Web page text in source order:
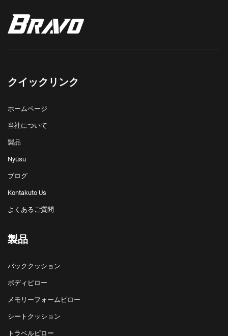
クイックリンク
ホームページ
当社について
製品
Nyūsu
ブログ
Kontakuto Us
よくあるご質問
製品
バッククッション
ボディピロー
メモリーフォームピロー
シートクッション
トラベルピロー